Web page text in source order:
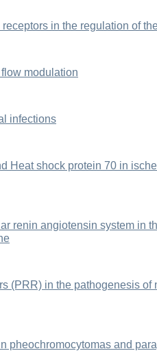
in the regulation of
modulation
infections
Heat shock protein 70 in
renin angiotensin system in
(PRR) in the pathogenesis
pheochromocytomas and